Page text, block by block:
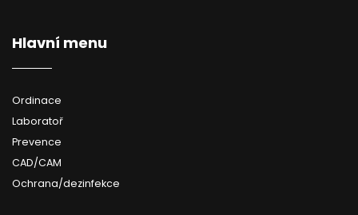
Hlavní menu
Ordinace
Laboratoř
Prevence
CAD/CAM
Ochrana/dezinfekce